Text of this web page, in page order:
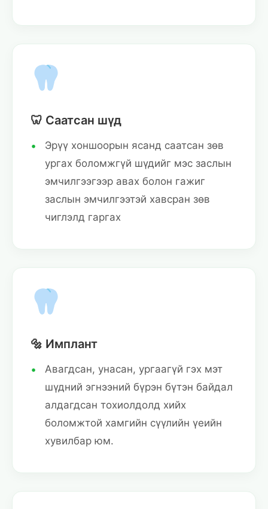
🦷 Саатсан шүд
Эрүү хоншоорын ясанд саатсан зөв
ургах боломжгүй шүдийг мэс заслын
эмчилгээгээр авах болон гажиг
заслын эмчилгээтэй хавсран зөв
чиглэлд гаргах
🔩 Имплант
Авагдсан, унасан, ургаагүй гэх мэт
шүдний эгнээний бүрэн бүтэн байдал
алдагдсан тохиолдолд хийх
боломжтой хамгийн сүүлийн үеийн
хувилбар юм.